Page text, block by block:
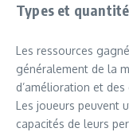
Types et
Les ressources
généralement de la
d’amélioration et
Les joueurs peuvent
capacités de leurs